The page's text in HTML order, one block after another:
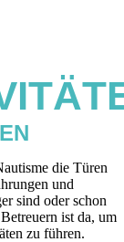
die Türen
und
sind oder schon
ist da, um
zu führen.